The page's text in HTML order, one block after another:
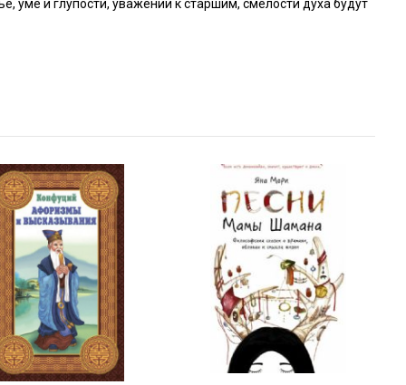
уме и глупости, уважении к старшим, смелости духа будут